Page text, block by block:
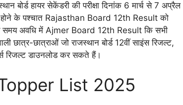
बोर्ड हायर सेकेंडरी की परीक्षा दिनांक 6 मार्च से 7 अप्रैल
होने के पश्चात Rajasthan Board 12th Result को
समय अवधि में Ajmer Board 12th Result कि सभी
छात्र-छात्राओं जो राजस्थान बोर्ड 12वीं साइंस रिजल्ट,
रिजल्ट डाउनलोड कर सकते हैं।
List 2025